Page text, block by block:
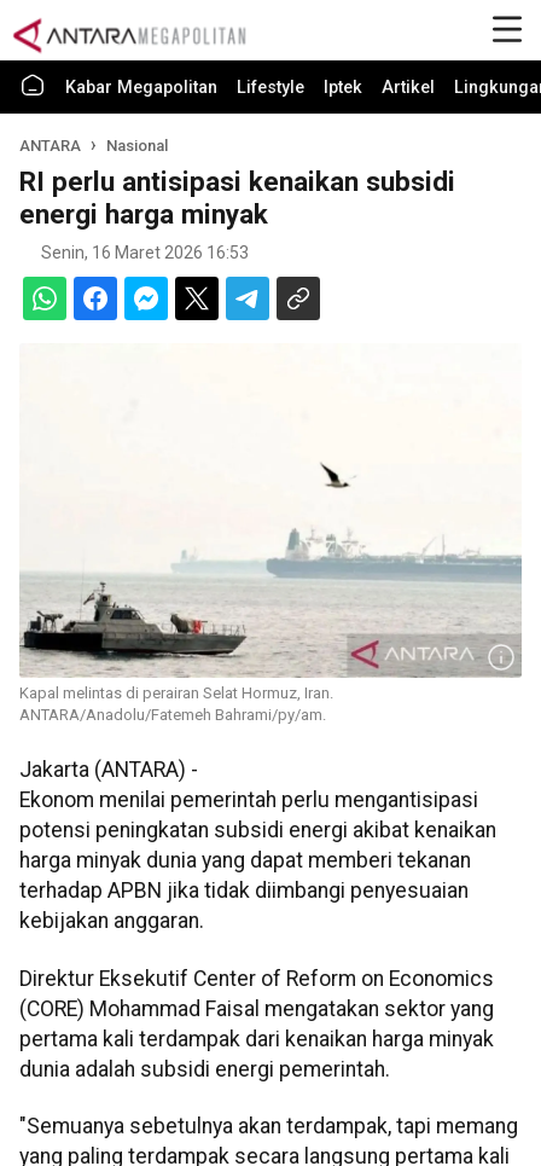
Kabar Megapolitan Lifestyle Iptek Artikel
ANTARA Nasional
RI perlu antisipasi kenaikan subsidi
energi harga minyak
Senin, 16 Maret 2026 16:53
Kapal melintas di perairan Selat Hormuz, Iran.
ANTARA/Anadolu/Fatemeh Bahrami/py/am.
Jakarta (ANTARA) -
Ekonom menilai pemerintah perlu mengantisipasi
potensi peningkatan subsidi energi akibat kenaikan
harga minyak dunia yang dapat memberi tekanan
terhadap APBN jika tidak diimbangi penyesuaian
kebijakan anggaran.
Direktur Eksekutif Center of Reform on Economics
(CORE) Mohammad Faisal mengatakan sektor yang
pertama kali terdampak dari kenaikan harga minyak
dunia adalah subsidi energi pemerintah.
"Semuanya sebetulnya akan terdampak, tapi memang
yang paling terdampak secara langsung pertama kali